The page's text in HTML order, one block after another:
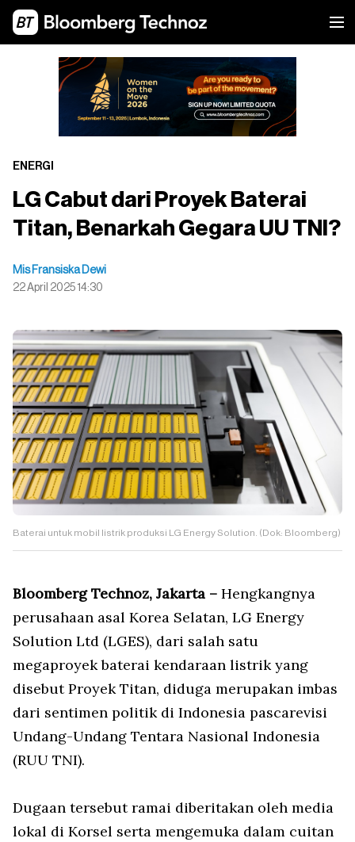
ENERGI
LG Cabut dari Proyek Baterai
Titan, Benarkah Gegara UU TNI?
Mis Fransiska Dewi
22 April 2025 14:30
Baterai untuk mobil listrik produksi LG Energy Solution. (Dok: Bloomberg)
Bloomberg Technoz, Jakarta – Hengkangnya
perusahaan asal Korea Selatan, LG Energy
Solution Ltd (LGES), dari salah satu
megaproyek baterai kendaraan listrik yang
disebut Proyek Titan, diduga merupakan imbas
dari sentimen politik di Indonesia pascarevisi
Undang-Undang Tentara Nasional Indonesia
(RUU TNI).
Dugaan tersebut ramai diberitakan oleh media
lokal di Korsel serta mengemuka dalam cuitan